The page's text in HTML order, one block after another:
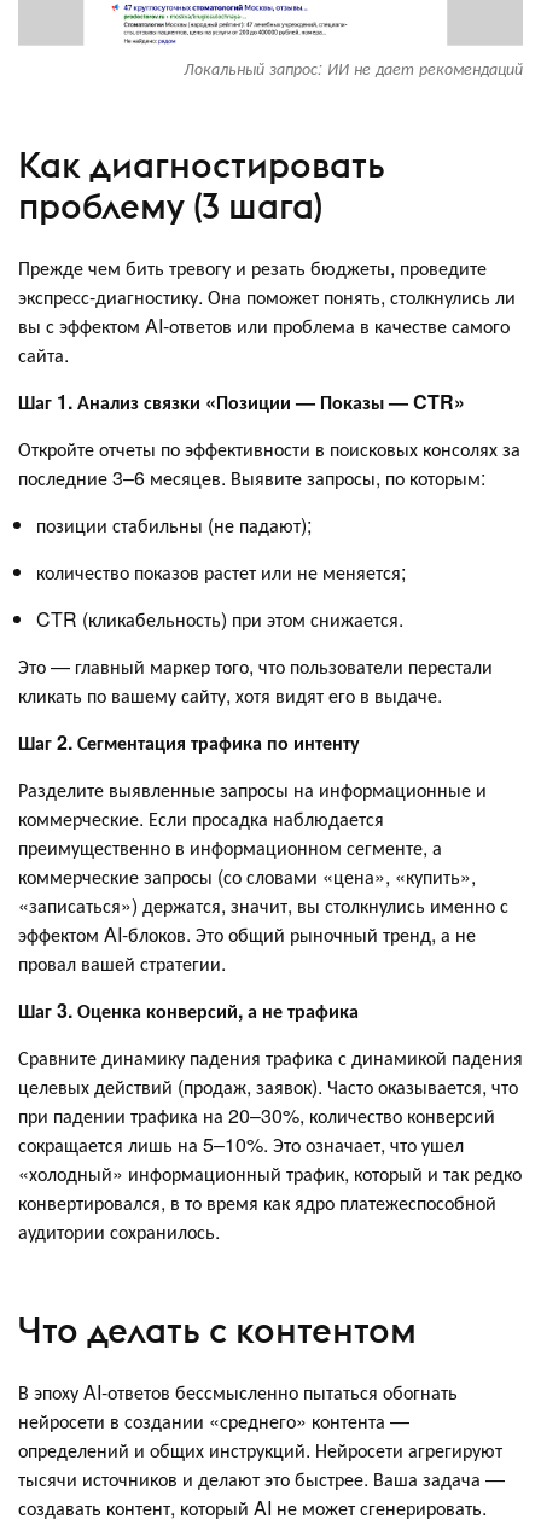
Локальный запрос: ИИ не дает рекомендаций
Как диагностировать
проблему (3 шага)
Прежде чем бить тревогу и резать бюджеты, проведите
экспресс-диагностику. Она поможет понять, столкнулись ли
вы с эффектом AI-ответов или проблема в качестве самого
сайта.
Шаг 1. Анализ связки «Позиции — Показы — CTR»
Откройте отчеты по эффективности в поисковых консолях за
последние 3–6 месяцев. Выявите запросы, по которым:
позиции стабильны (не падают);
количество показов растет или не меняется;
CTR (кликабельность) при этом снижается.
Это — главный маркер того, что пользователи перестали
кликать по вашему сайту, хотя видят его в выдаче.
Шаг 2. Сегментация трафика по интенту
Разделите выявленные запросы на информационные и
коммерческие. Если просадка наблюдается
преимущественно в информационном сегменте, а
коммерческие запросы (со словами «цена», «купить»,
«записаться») держатся, значит, вы столкнулись именно с
эффектом AI-блоков. Это общий рыночный тренд, а не
провал вашей стратегии.
Шаг 3. Оценка конверсий, а не трафика
Сравните динамику падения трафика с динамикой падения
целевых действий (продаж, заявок). Часто оказывается, что
при падении трафика на 20–30%, количество конверсий
сокращается лишь на 5–10%. Это означает, что ушел
«холодный» информационный трафик, который и так редко
конвертировался, в то время как ядро платежеспособной
аудитории сохранилось.
Что делать с контентом
В эпоху AI-ответов бессмысленно пытаться обогнать
нейросети в создании «среднего» контента —
определений и общих инструкций. Нейросети агрегируют
тысячи источников и делают это быстрее. Ваша задача —
создавать контент, который AI не может сгенерировать.